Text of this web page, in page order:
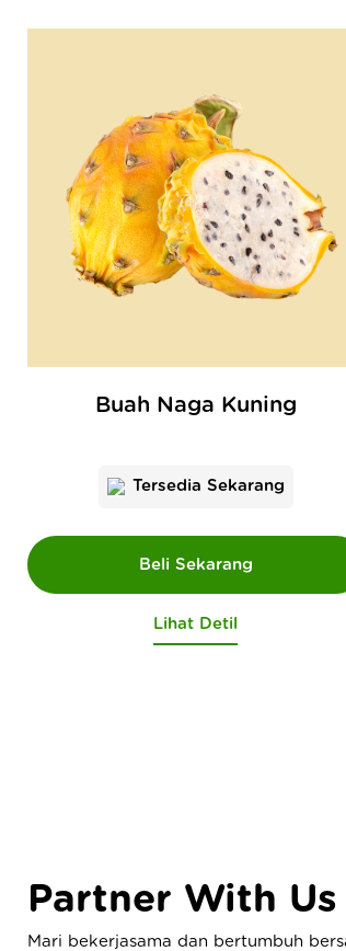
Buah Naga Kuning
Tersedia Sekarang
Lihat Detil
Partner With Us
Mari bekerjasama dan bertumbuh